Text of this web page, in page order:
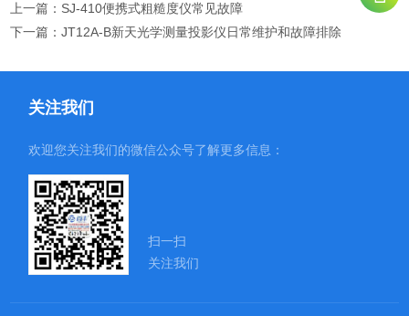
上一篇： SJ-410便携式粗糙度仪常见故障
下一篇：JT12A-B新天光学测量投影仪日常维护和故障排除
关注我们
欢迎您关注我们的微信公众号了解更多信息：
扫一扫
关注我们